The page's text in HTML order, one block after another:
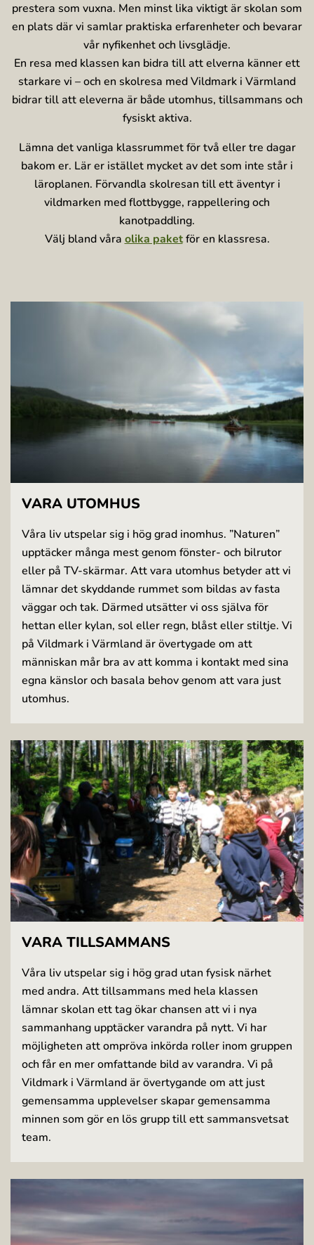
prestera som vuxna. Men minst lika viktigt är skolan som
en plats där vi samlar praktiska erfarenheter och bevarar
vår nyfikenhet och livsglädje.
En resa med klassen kan bidra till att elverna känner ett
starkare vi – och en skolresa med Vildmark i Värmland
bidrar till att eleverna är både utomhus, tillsammans och
fysiskt aktiva.
Lämna det vanliga klassrummet för två eller tre dagar
bakom er. Lär er istället mycket av det som inte står i
läroplanen. Förvandla skolresan till ett äventyr i
vildmarken med flottbygge, rappellering och
kanotpaddling.
Välj bland våra olika paketför en klassresa.
VARA UTOMHUS
Våra liv utspelar sig i hög grad inomhus. ”Naturen”
upptäcker många mest genom fönster- och bilrutor
eller på TV-skärmar. Att vara utomhus betyder att vi
lämnar det skyddande rummet som bildas av fasta
väggar och tak. Därmed utsätter vi oss själva för
hettan eller kylan, sol eller regn, blåst eller stiltje. Vi
på Vildmark i Värmland är övertygade om att
människan mår bra av att komma i kontakt med sina
egna känslor och basala behov genom att vara just
utomhus.
VARA TILLSAMMANS
Våra liv utspelar sig i hög grad utan fysisk närhet
med andra. Att tillsammans med hela klassen
lämnar skolan ett tag ökar chansen att vi i nya
sammanhang upptäcker varandra på nytt. Vi har
möjligheten att ompröva inkörda roller inom gruppen
och får en mer omfattande bild av varandra. Vi på
Vildmark i Värmland är övertygande om att just
gemensamma upplevelser skapar gemensamma
minnen som gör en lös grupp till ett sammansvetsat
team.